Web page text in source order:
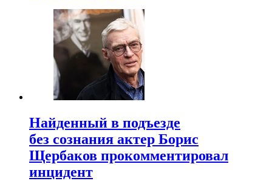
Найденный в подъезде
без сознания актер Борис
Щербаков прокомментировал
инцидент